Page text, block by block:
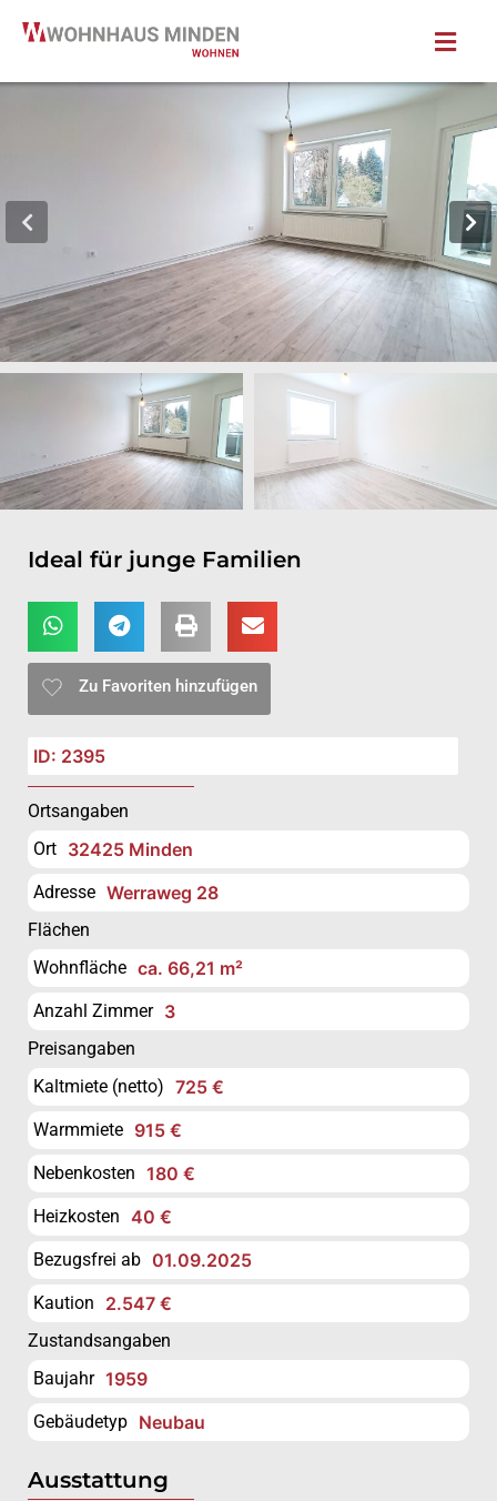
Ideal für junge Familien
Zu Favoriten hinzufügen
ID: 2395
Ortsangaben
Ort 32425 Minden
Adresse Werraweg 28
Flächen
Wohnfläche ca. 66,21 m²
Anzahl Zimmer 3
Preisangaben
Kaltmiete (netto) 725 €
Warmmiete 915 €
Nebenkosten 180 €
Heizkosten 40 €
Bezugsfrei ab 01.09.2025
Kaution 2.547 €
Zustandsangaben
Baujahr 1959
Gebäudetyp Neubau
Ausstattung